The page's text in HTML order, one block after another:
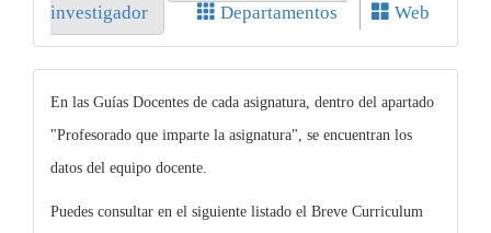
investigador
Departamentos Web
En las Guías Docentes de cada asignatura, dentro del apartado
"Profesorado que imparte la asignatura", se encuentran los
datos del equipo docente.
Puedes consultar en el siguiente listado el Breve Curriculum